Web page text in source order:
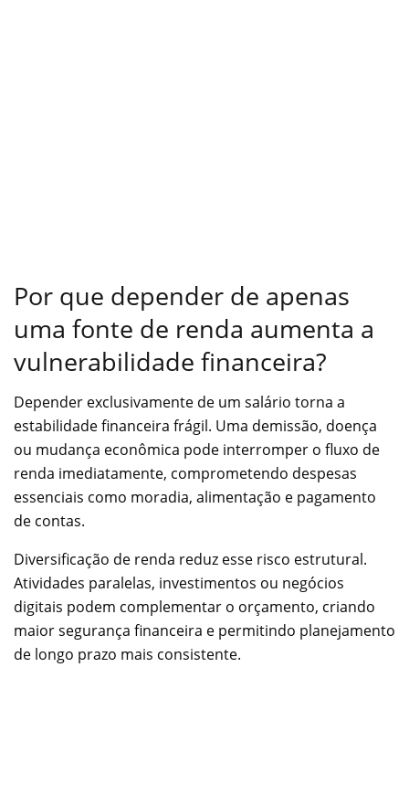
Por que depender de apenas
uma fonte de renda aumenta a
vulnerabilidade financeira?
Depender exclusivamente de um salário torna a
estabilidade financeira frágil. Uma demissão, doença
ou mudança econômica pode interromper o fluxo de
renda imediatamente, comprometendo despesas
essenciais como moradia, alimentação e pagamento
de contas.
Diversificação de renda reduz esse risco estrutural.
Atividades paralelas, investimentos ou negócios
digitais podem complementar o orçamento, criando
maior segurança financeira e permitindo planejamento
de longo prazo mais consistente.